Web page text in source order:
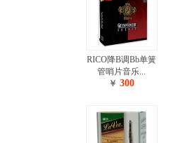
RICO降B调Bb单簧
管哨片音乐...
￥ 300